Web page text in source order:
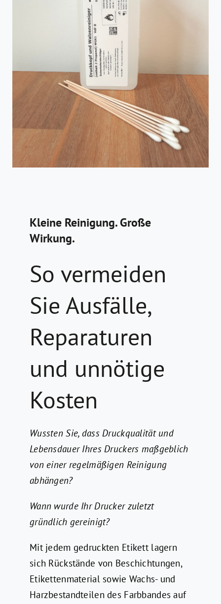
Kleine Reinigung. Große
Wirkung.
So vermeiden
Sie Ausfälle,
Reparaturen
und unnötige
Kosten
Wussten Sie, dass Druckqualität und
Lebensdauer Ihres Druckers maßgeblich
von einer regelmäßigen Reinigung
abhängen?
Wann wurde Ihr Drucker zuletzt
gründlich gereinigt?
Mit jedem gedruckten Etikett lagern
sich Rückstände von Beschichtungen,
Etikettenmaterial sowie Wachs- und
Harzbestandteilen des Farbbandes auf